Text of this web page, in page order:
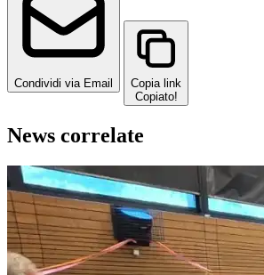
Condividi via Email
Copia link
Copiato!
News correlate